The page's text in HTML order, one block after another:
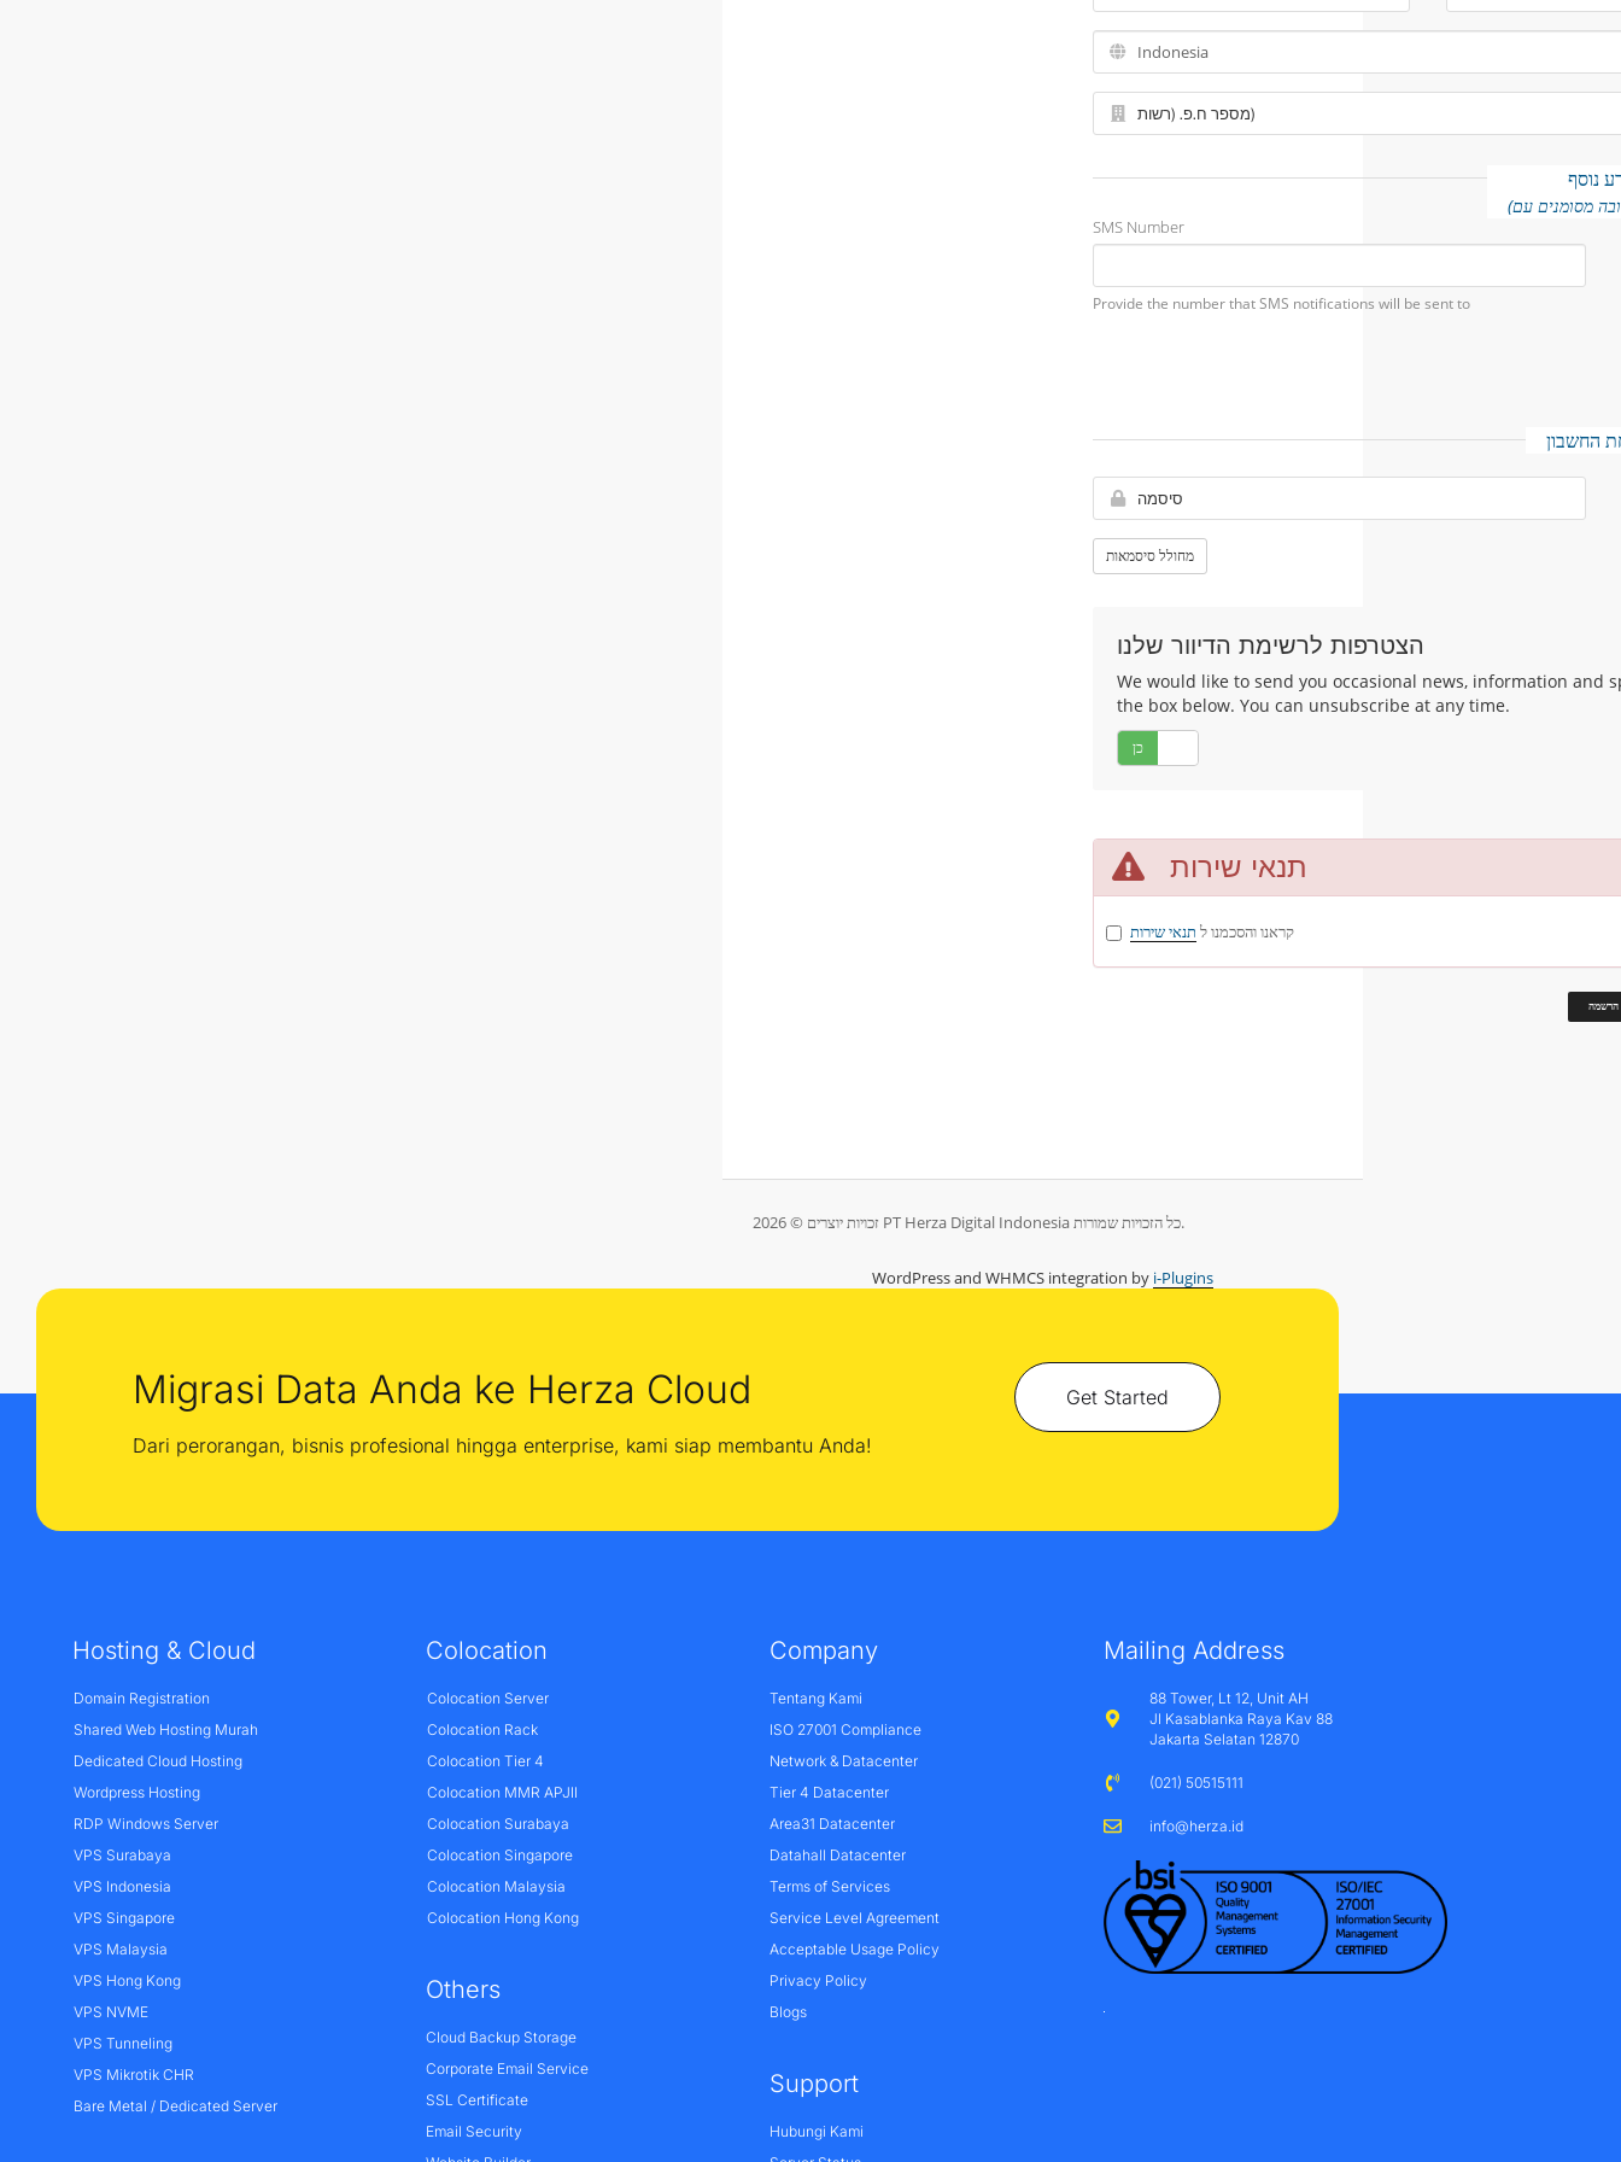
נוסף
SMS Number
Provide the number that SMS notifications will be sent to
החשבון
מחולל סיסמאות
הצטרפות לרשימת הדיוור שלנו
We would like to send you occasional news, information
the box below. You can unsubscribe at any time.
כן
תנאי שירות
קראנו והסכמנו ל תנאי שירות
זכויות יוצרים © 2026 PT Herza Digital Indonesia כל הזכויות שמורות.
WordPress and WHMCS integration by i-Plugins
Migrasi Data Anda ke Herza Cloud
Dari perorangan, bisnis profesional hingga enterprise, kami siap membantu Anda!
Get Started
Hosting & Cloud
Domain Registration
Shared Web Hosting Murah
Dedicated Cloud Hosting
Wordpress Hosting
RDP Windows Server
VPS Surabaya
VPS Indonesia
VPS Singapore
VPS Malaysia
VPS Hong Kong
VPS NVME
VPS Tunneling
VPS Mikrotik CHR
Bare Metal / Dedicated Server
Colocation
Colocation Server
Colocation Rack
Colocation Tier 4
Colocation MMR APJII
Colocation Surabaya
Colocation Singapore
Colocation Malaysia
Colocation Hong Kong
Others
Cloud Backup Storage
Corporate Email Service
SSL Certificate
Email Security
Company
Tentang Kami
ISO 27001 Compliance
Network & Datacenter
Tier 4 Datacenter
Area31 Datacenter
Datahall Datacenter
Terms of Services
Service Level Agreement
Acceptable Usage Policy
Privacy Policy
Blogs
Support
Hubungi Kami
Mailing Address
88 Tower, Lt 12, Unit AH
Jl Kasablanka Raya Kav 88
Jakarta Selatan 12870
(021) 50515111
info@herza.id